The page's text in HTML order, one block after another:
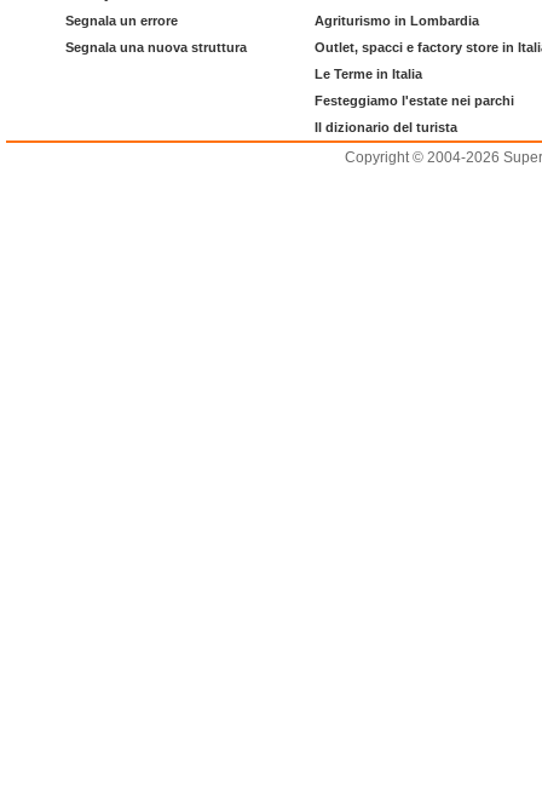
Segnala un errore
Segnala una nuova struttura
Agriturismo in Lombardia
Outlet, spacci e factory store in
Le Terme in Italia
Festeggiamo l'estate nei parchi
Il dizionario del turista
Copyright © 2004-2026